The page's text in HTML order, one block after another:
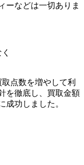
ーなどは一切ありま
点数を増やして利
を徹底し、買取金額
成功しました。